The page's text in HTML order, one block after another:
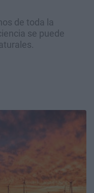
de toda la
se puede